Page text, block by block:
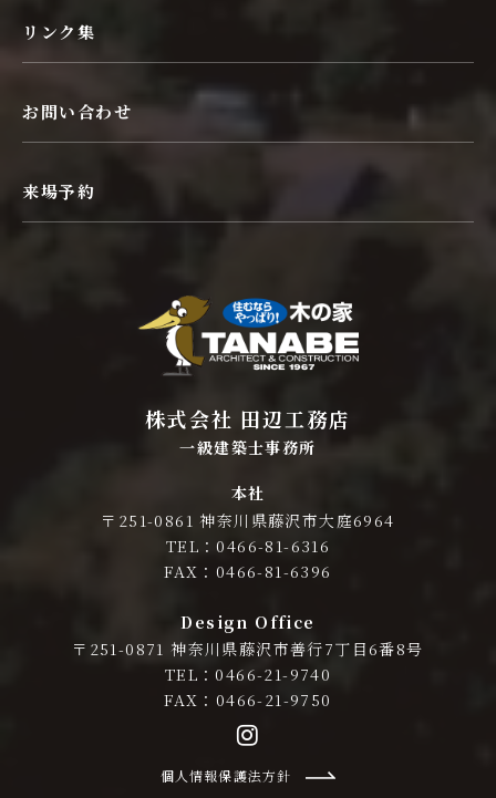
リンク集
お問い合わせ
来場予約
株式会社 田辺工務店
一級建築士事務所
本社
〒251-0861 神奈川県藤沢市大庭6964
TEL：0466-81-6316
FAX：0466-81-6396
Design Office
〒251-0871 神奈川県藤沢市善行7丁目6番8号
TEL：0466-21-9740
FAX：0466-21-9750
個人情報保護法方針